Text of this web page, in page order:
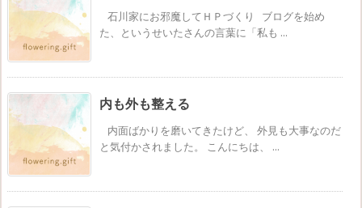
石川家にお邪魔してＨＰづくり ブログを始め
た、というせいたさんの言葉に「私も ...
内も外も整える
内面ばかりを磨いてきたけど、 外見も大事なのだ
と気付かされました。 こんにちは、 ...